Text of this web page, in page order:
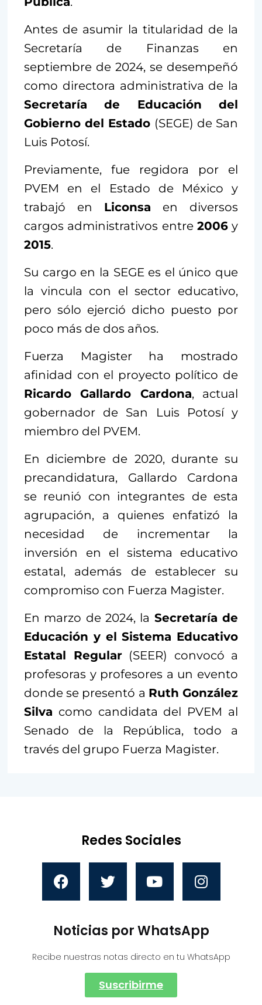
Antes de asumir la titularidad de la
Secretaría de Finanzas en
septiembre de 2024, se desempeñó
como directora administrativa de la
Secretaría de Educación del
Gobierno del Estado (SEGE) de San
Luis Potosí.
Previamente, fue regidora por el
PVEM en el Estado de México y
trabajó en Liconsa en diversos
cargos administrativos entre 2006y
2015.
Su cargo en la SEGE es el único que
la vincula con el sector educativo,
pero sólo ejerció dicho puesto por
poco más de dos años.
Fuerza Magister ha mostrado
afinidad con el proyecto político de
Ricardo Gallardo Cardona, actual
gobernador de San Luis Potosí y
miembro del PVEM.
En diciembre de 2020, durante su
precandidatura, Gallardo Cardona
se reunió con integrantes de esta
agrupación, a quienes enfatizó la
necesidad de incrementar la
inversión en el sistema educativo
estatal, además de establecer su
compromiso con Fuerza Magister.
En marzo de 2024, la Secretaría de
Educación y el Sistema Educativo
Estatal Regular(SEER) convocó a
profesoras y profesores a un evento
donde se presentó a Ruth González
Silva como candidata del PVEM al
Senado de la República, todo a
través del grupo Fuerza Magister.
Redes Sociales
Noticias por WhatsApp
Recibe nuestras notas directo en tu WhatsApp
Suscribirme